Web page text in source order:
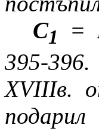
С1
=
395-396.